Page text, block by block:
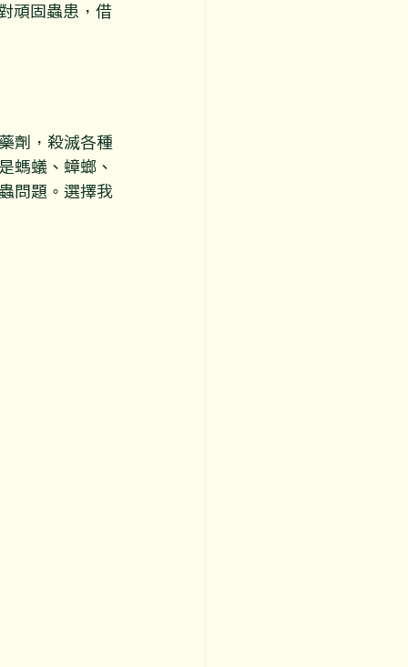
頑固蟲患，借
劑，殺滅各種
螞蟻、蟑螂、
問題。選擇我